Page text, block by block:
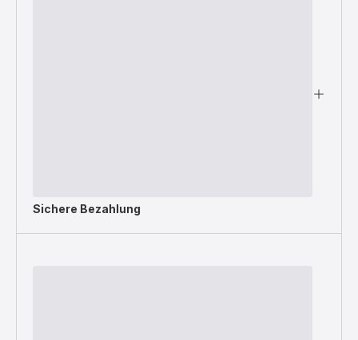
Sichere Bezahlung